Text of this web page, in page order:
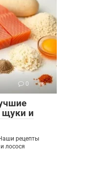
0
щуки и
рецепты
лосося